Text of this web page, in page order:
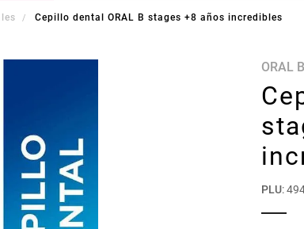
Cepillo dental ORAL B stages +8 años incredibles
ORAL B
PLU: